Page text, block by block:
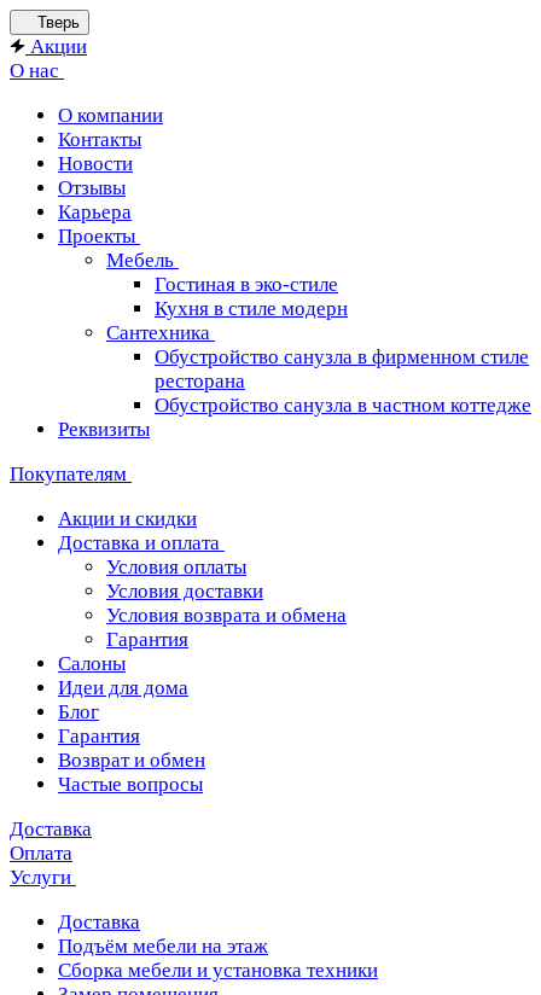
Тверь
Акции
О нас
О компании
Контакты
Новости
Отзывы
Карьера
Проекты
Мебель
Гостиная в эко-стиле
Кухня в стиле модерн
Сантехника
Обустройство санузла в фирменном стиле
ресторана
Обустройство санузла в частном коттедже
Реквизиты
Покупателям
Акции и скидки
Доставка и оплата
Условия оплаты
Условия доставки
Условия возврата и обмена
Гарантия
Салоны
Идеи для дома
Блог
Гарантия
Возврат и обмен
Частые вопросы
Доставка
Оплата
Услуги
Доставка
Подъём мебели на этаж
Сборка мебели и установка техники